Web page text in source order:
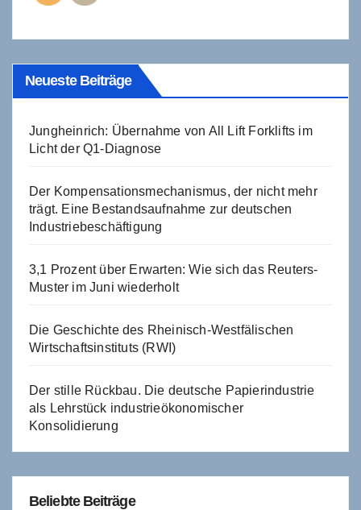
Neueste Beiträge
Jungheinrich: Übernahme von All Lift Forklifts im
Licht der Q1-Diagnose
Der Kompensationsmechanismus, der nicht mehr
trägt. Eine Bestandsaufnahme zur deutschen
Industriebeschäftigung
3,1 Prozent über Erwarten: Wie sich das Reuters-
Muster im Juni wiederholt
Die Geschichte des Rheinisch-Westfälischen
Wirtschaftsinstituts (RWI)
Der stille Rückbau. Die deutsche Papierindustrie
als Lehrstück industrieökonomischer
Konsolidierung
Beliebte Beiträge